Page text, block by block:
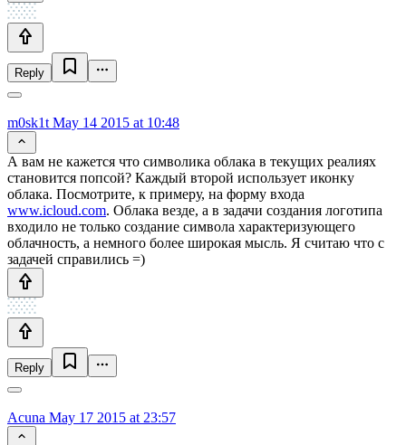
Reply
m0sk1t May 14 2015 at 10:48
А вам не кажется что символика облака в текущих реалиях
становится попсой? Каждый второй использует иконку
облака. Посмотрите, к примеру, на форму входа
www.icloud.com. Облака везде, а в задачи создания логотипа
входило не только создание символа характеризующего
облачность, а немного более широкая мысль. Я считаю что с
задачей справились =)
Reply
Acuna May 17 2015 at 23:57